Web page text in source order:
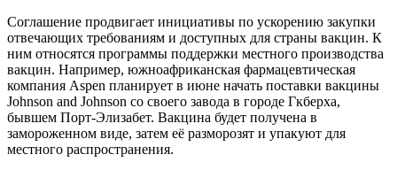
Соглашение продвигает инициативы по ускорению закупки
отвечающих требованиям и доступных для страны вакцин. К
ним относятся программы поддержки местного производства
вакцин. Например, южноафриканская фармацевтическая
компания Aspen планирует в июне начать поставки вакцины
Johnson and Johnson со своего завода в городе Гкберха,
бывшем Порт-Элизабет. Вакцина будет получена в
замороженном виде, затем её разморозят и упакуют для
местного распространения.